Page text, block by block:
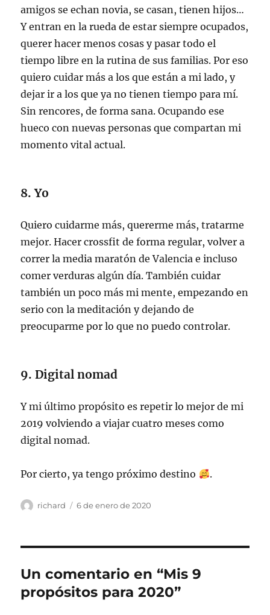
amigos se echan novia, se casan, tienen hijos…
Y entran en la rueda de estar siempre ocupados,
querer hacer menos cosas y pasar todo el
tiempo libre en la rutina de sus familias. Por eso
quiero cuidar más a los que están a mi lado, y
dejar ir a los que ya no tienen tiempo para mí.
Sin rencores, de forma sana. Ocupando ese
hueco con nuevas personas que compartan mi
momento vital actual.
8. Yo
Quiero cuidarme más, quererme más, tratarme
mejor. Hacer crossfit de forma regular, volver a
correr la media maratón de Valencia e incluso
comer verduras algún día. También cuidar
también un poco más mi mente, empezando en
serio con la meditación y dejando de
preocuparme por lo que no puedo controlar.
9. Digital nomad
Y mi último propósito es repetir lo mejor de mi
2019 volviendo a viajar cuatro meses como
digital nomad.
Por cierto, ya tengo próximo destino .
Autor
richard
Publicado
6 de enero de 2020
Un comentario en “Mis 9
propósitos para 2020”